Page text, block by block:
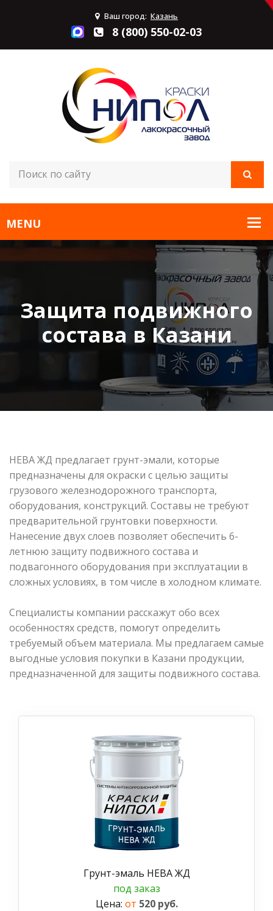
Ваш город: Казань
8 (800) 550-02-03
Защита подвижного
состава в Казани
НЕВА ЖД предлагает грунт-эмали, которые
предназначены для окраски с целью защиты
грузового железнодорожного транспорта,
оборудования, конструкций. Составы не требуют
предварительной грунтовки поверхности.
Нанесение двух слоев позволяет обеспечить 6-
летнюю защиту подвижного состава и
подвагонного оборудования при эксплуатации в
сложных условиях, в том числе в холодном климате.
Специалисты компании расскажут обо всех
особенностях средств, помогут определить
требуемый объем материала. Мы предлагаем самые
выгодные условия покупки в Казани продукции,
предназначенной для защиты подвижного состава.
Грунт-эмаль НЕВА ЖД
под заказ
Цена: от 520 руб.